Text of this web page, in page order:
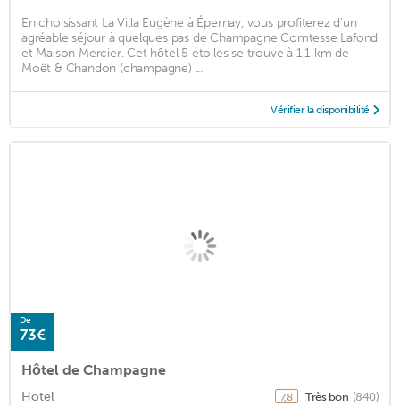
En choisissant La Villa Eugène à Épernay, vous profiterez d'un
agréable séjour à quelques pas de Champagne Comtesse Lafond
et Maison Mercier. Cet hôtel 5 étoiles se trouve à 1,1 km de
Moët & Chandon (champagne) ...
Vérifier la disponibilité
De
73€
Hôtel de Champagne
Hotel 7,8 Très bon (840)